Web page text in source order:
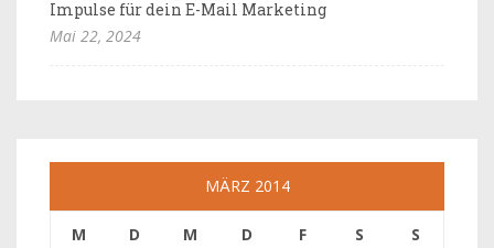
Impulse für dein E-Mail Marketing
Mai 22, 2024
MÄRZ 2014
M D M D F S S